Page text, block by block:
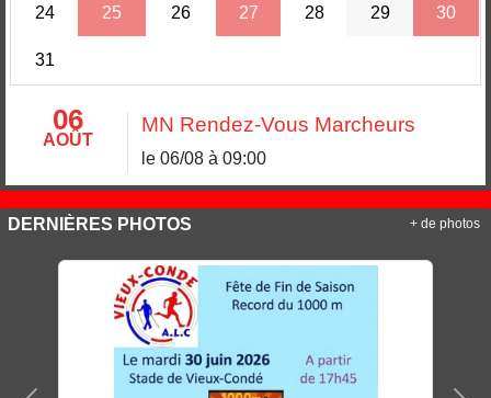
24 25 26 27 28 29 30
31
06
AOÛT
MN Rendez-Vous Marcheurs
le 06/08 à 09:00
DERNIÈRES PHOTOS + de photos